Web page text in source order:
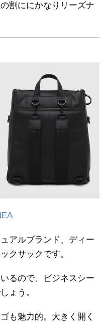
割ににかなりリーズナ
アルブランド、ディー
クサックです。
るので、ビジネスシー
ょう。
も魅力的。大きく開く